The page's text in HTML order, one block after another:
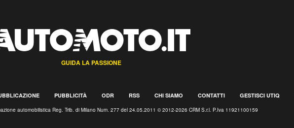
GUIDA LA PASSIONE
PUBBLICITÀ ODR RSS CHI SIAMO CONTATTI GESTISCI UTIQ
automobilistica Reg. Trib. di Milano Num. 277 del 24.05.2011 © 2012-2026 CRM S.r.l. P.Iva 11921100159